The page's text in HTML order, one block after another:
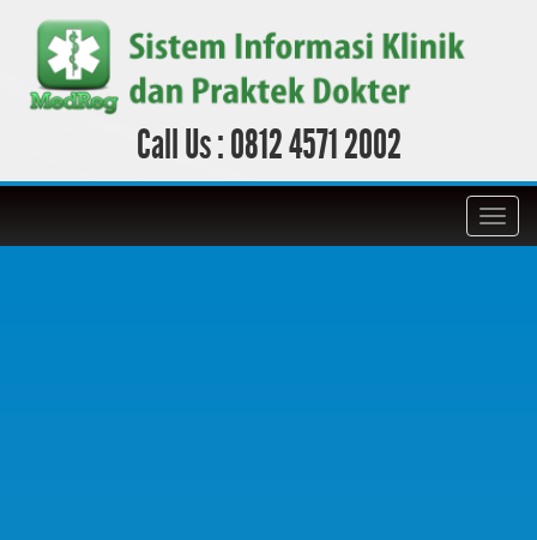
Call Us :0812 4571 2002